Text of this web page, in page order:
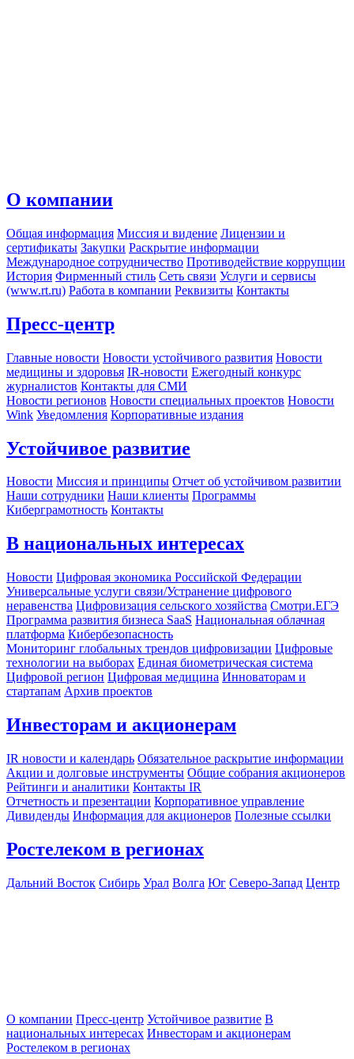
О компании
Общая информация Миссия и видение Лицензии и
сертификаты Закупки Раскрытие информации
Международное сотрудничество Противодействие коррупции
История Фирменный стиль Сеть связи Услуги и сервисы
(www.rt.ru) Работа в компании Реквизиты Контакты
Пресс-центр
Главные новости Новости устойчивого развития Новости
медицины и здоровья IR-новости Ежегодный конкурс
журналистов Контакты для СМИ
Новости регионов Новости специальных проектов Новости
Wink Уведомления Корпоративные издания
Устойчивое развитие
Новости Миссия и принципы Отчет об устойчивом развитии
Наши сотрудники Наши клиенты Программы
Киберграмотность Контакты
В национальных интересах
Новости Цифровая экономика Российской Федерации
Универсальные услуги связи/Устранение цифрового
неравенства Цифровизация сельского хозяйства Смотри.ЕГЭ
Программа развития бизнеса SaaS Национальная облачная
платформа Кибербезопасность
Мониторинг глобальных трендов цифровизации Цифровые
технологии на выборах Единая биометрическая система
Цифровой регион Цифровая медицина Инноваторам и
стартапам Архив проектов
Инвесторам и акционерам
IR новости и календарь Обязательное раскрытие информации
Акции и долговые инструменты Общие собрания акционеров
Рейтинги и аналитики Контакты IR
Отчетность и презентации Корпоративное управление
Дивиденды Информация для акционеров Полезные ссылки
Ростелеком в регионах
Дальний Восток Сибирь Урал Волга Юг Северо-Запад Центр
О компании Пресс-центр Устойчивое развитие В
национальных интересах Инвесторам и акционерам
Ростелеком в регионах